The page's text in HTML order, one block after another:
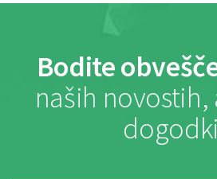
Bodite
naših novostih,